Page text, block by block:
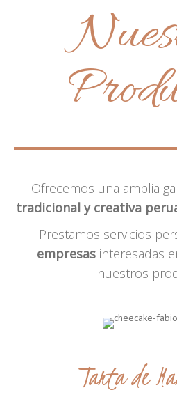
Ofrecemos una amplia
tradicional y creativa
Prestamos servicios
empresasinteresadas
nuestros
Tarta de